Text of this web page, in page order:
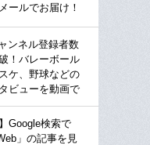
ールでお届け！
ンネル登録者数
！バレーボール
ケ、野球などの
ビューを動画で
Google検索で
」の記事を見